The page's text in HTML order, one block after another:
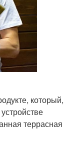
который,
террасная